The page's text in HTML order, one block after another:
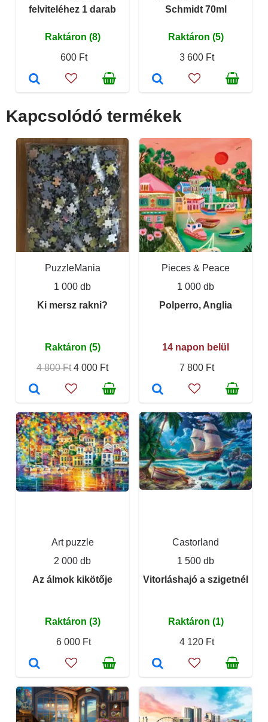
felviteléhez 1 darab
Raktáron (8)
600 Ft
Schmidt 70ml
Raktáron (5)
3 600 Ft
Kapcsolódó termékek
PuzzleMania
1 000 db
Ki mersz rakni?
Raktáron (5)
4 800 Ft 4 000 Ft
Pieces & Peace
1 000 db
Polperro, Anglia
14 napon belül
7 800 Ft
Art puzzle
2 000 db
Az álmok kikötője
Raktáron (3)
6 000 Ft
Castorland
1 500 db
Vitorláshajó a szigetnél
Raktáron (1)
4 120 Ft